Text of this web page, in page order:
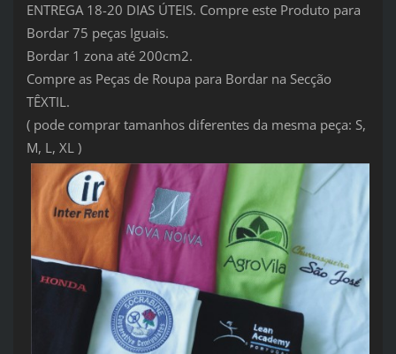
ENTREGA 18-20 DIAS ÚTEIS. Compre este Produto para
Bordar 75 peças Iguais.
Bordar 1 zona até 200cm2.
Compre as Peças de Roupa para Bordar na Secção
TÊXTIL.
( pode comprar tamanhos diferentes da mesma peça: S,
M, L, XL )